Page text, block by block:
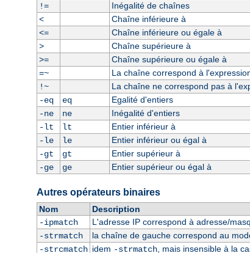
!=
Inégalité de chaînes
<
Chaîne inférieure à
<=
Chaîne inférieure ou égale à
>
Chaîne supérieure à
>=
Chaîne supérieure ou égale à
=~
La chaîne correspond à
!~
La chaîne ne correspond pas à
-eq
eq
Egalité d'entiers
-ne
ne
Inégalité d'entiers
-lt
lt
Entier inférieur à
-le
le
Entier inférieur ou égal à
-gt
gt
Entier supérieur à
-ge
ge Entier supérieur ou égal à
Autres opérateurs binaires
Nom
Description
-ipmatch
L'adresse IP correspond à adresse/
-strmatch
la chaîne de gauche correspond au
-strcmatch idem -strmatch, mais insensible à la